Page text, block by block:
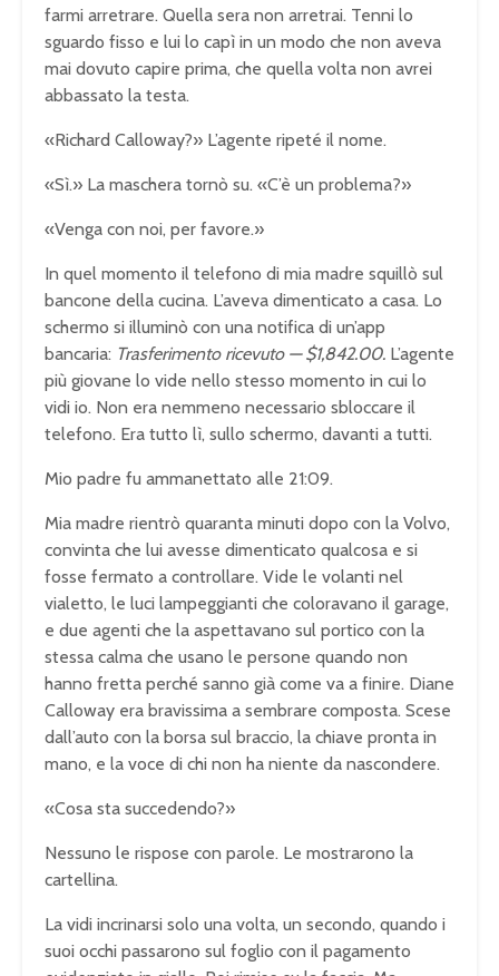
farmi arretrare. Quella sera non arretrai. Tenni lo
sguardo fisso e lui lo capì in un modo che non aveva
mai dovuto capire prima, che quella volta non avrei
abbassato la testa.
«Richard Calloway?» L’agente ripeté il nome.
«Sì.» La maschera tornò su. «C’è un problema?»
«Venga con noi, per favore.»
In quel momento il telefono di mia madre squillò sul
bancone della cucina. L’aveva dimenticato a casa. Lo
schermo si illuminò con una notifica di un’app
bancaria: Trasferimento ricevuto — $1,842.00. L’agente
più giovane lo vide nello stesso momento in cui lo
vidi io. Non era nemmeno necessario sbloccare il
telefono. Era tutto lì, sullo schermo, davanti a tutti.
Mio padre fu ammanettato alle 21:09.
Mia madre rientrò quaranta minuti dopo con la Volvo,
convinta che lui avesse dimenticato qualcosa e si
fosse fermato a controllare. Vide le volanti nel
vialetto, le luci lampeggianti che coloravano il garage,
e due agenti che la aspettavano sul portico con la
stessa calma che usano le persone quando non
hanno fretta perché sanno già come va a finire. Diane
Calloway era bravissima a sembrare composta. Scese
dall’auto con la borsa sul braccio, la chiave pronta in
mano, e la voce di chi non ha niente da nascondere.
«Cosa sta succedendo?»
Nessuno le rispose con parole. Le mostrarono la
cartellina.
La vidi incrinarsi solo una volta, un secondo, quando i
suoi occhi passarono sul foglio con il pagamento